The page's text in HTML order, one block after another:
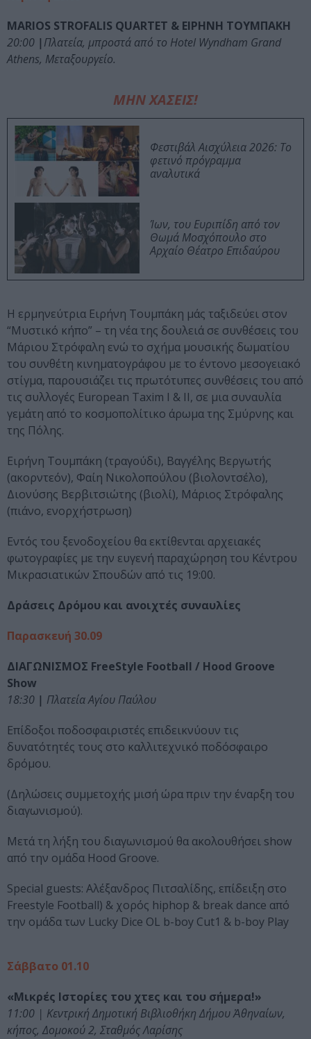
MARIOS STROFALIS QUARTET & ΕΙΡΗΝΗ ΤΟΥΜΠΑΚΗ
20:00 | Πλατεία, μπροστά από το Hotel Wyndham Grand
Athens, Μεταξουργείο.
ΜΗΝ ΧΑΣΕΙΣ!
Φεστιβάλ Αισχύλεια 2026: Το
φετινό πρόγραμμα
αναλυτικά
Ίων, του Ευριπίδη από τον
Θωμά Μοσχόπουλο στο
Αρχαίο Θέατρο Επιδαύρου
Η ερμηνεύτρια Ειρήνη Τουμπάκη μάς ταξιδεύει στον
“Μυστικό κήπο” – τη νέα της δουλειά σε συνθέσεις του
Μάριου Στρόφαλη ενώ το σχήμα μουσικής δωματίου
του συνθέτη κινηματογράφου με το έντονο μεσογειακό
στίγμα, παρουσιάζει τις πρωτότυπες συνθέσεις του από
τις συλλογές European Taxim I & II, σε μια συναυλία
γεμάτη από το κοσμοπολίτικο άρωμα της Σμύρνης και
της Πόλης.
Ειρήνη Τουμπάκη (τραγούδι), Βαγγέλης Βεργωτής
(ακορντεόν), Φαίη Νικολοπούλου (βιολοντσέλο),
Διονύσης Βερβιτσιώτης (βιολί), Μάριος Στρόφαλης
(πιάνο, ενορχήστρωση)
Εντός του ξενοδοχείου θα εκτίθενται αρχειακές
φωτογραφίες με την ευγενή παραχώρηση του Κέντρου
Μικρασιατικών Σπουδών από τις 19:00.
Δράσεις Δρόμου και ανοιχτές συναυλίες
Παρασκευή 30.09
ΔΙΑΓΩΝΙΣΜΟΣ FreeStyle Football / Hood Groove
Show
18:30 | Πλατεία Αγίου Παύλου
Επίδοξοι ποδοσφαιριστές επιδεικνύουν τις
δυνατότητές τους στο καλλιτεχνικό ποδόσφαιρο
δρόμου.
(Δηλώσεις συμμετοχής μισή ώρα πριν την έναρξη του
διαγωνισμού).
Μετά τη λήξη του διαγωνισμού θα ακολουθήσει show
από την ομάδα Hood Groove.
Special guests: Αλέξανδρος Πιτσαλίδης, επίδειξη στο
Freestyle Football) & χορός hiphop & break dance από
την ομάδα των Lucky Dice OL b-boy Cut1 & b-boy Play
Σάββατο 01.10
«Μικρές Ιστορίες του χτες και του σήμερα!»
11:00 | Κεντρική Δημοτική Βιβλιοθήκη Δήμου Ἀθηναίων,
κήπος, Δομοκού 2, Σταθμός Λαρίσης